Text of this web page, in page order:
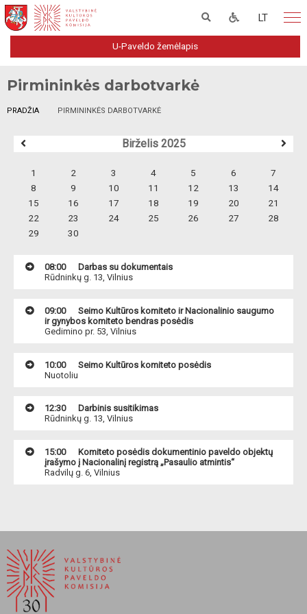
LT
U-Paveldo žemėlapis
Pirmininkės darbotvarkė
PRADŽIA PIRMININKĖS DARBOTVARKĖ
Birželis 2025
1 2 3 4 5 6
7
8
9 10 11 12 13
14
15
16 17 18 19 20
21
22
23 24 25 26 27
28
29
30
08:00
Darbas su dokumentais
Rūdninkų g. 13, Vilnius
09:00
Seimo Kultūros komiteto ir Nacionalinio saugumo
ir gynybos komiteto bendras posėdis
Gedimino pr. 53, Vilnius
10:00
Seimo Kultūros komiteto posėdis
Nuotoliu
12:30
Darbinis susitikimas
Rūdninkų g. 13, Vilnius
15:00
Komiteto posėdis dokumentinio paveldo objektų
įrašymo į Nacionalinį registrą „Pasaulio atmintis“
Radvilų g. 6, Vilnius